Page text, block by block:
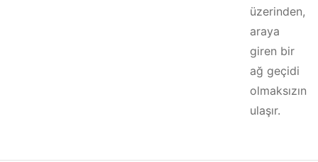
üzerinden,
araya
giren bir
ağ geçidi
olmaksızın
ulaşır.